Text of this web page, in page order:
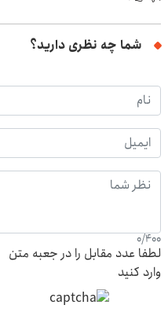
شما چه نظری دارید؟
0/400
لطفا عدد مقابل را در جعبه متن
وارد کنید